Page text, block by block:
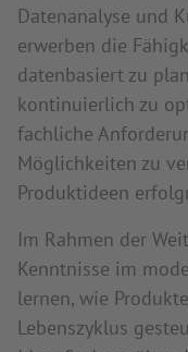
Datenanalyse und
erwerben die
datenbasiert zu
kontinuierlich zu
fachliche
Möglichkeiten zu
Produktideen
Im Rahmen der
Kenntnisse im
lernen, wie
Lebenszyklus